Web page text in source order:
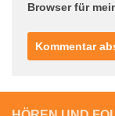
Browser für